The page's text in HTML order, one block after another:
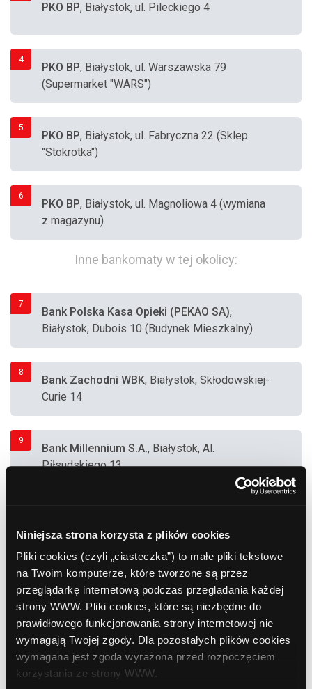
Niniejsza strona korzysta z plików cookies
Pliki cookies (czyli „ciasteczka”) to małe pliki tekstowe
na Twoim komputerze, które tworzone są przez
przeglądarkę internetową podczas przeglądania każdej
strony WWW. Pliki cookies, które są niezbędne do
prawidłowego funkcjonowania strony internetowej nie
wymagają Twojej zgody. Dla pozostałych plików cookies
wymagana jest zgoda wyrażona przed rozpoczęciem
korzystania ze strony WWW.
PKO BP, Białystok, ul. Pileckiego 4
4
PKO BP, Białystok, ul. Warszawska 79
(Supermarket "WARS")
5
PKO BP, Białystok, ul. Fabryczna 22 (Sklep
"Stokrotka")
6
PKO BP, Białystok, ul. Magnoliowa 4 (wymiana
z magazynu)
Inne bankomaty w tej okolicy:
7
Bank Polska Kasa Opieki (PEKAO SA),
Białystok, Dubois 10 (Budynek Mieszkalny)
8
Bank Zachodni WBK, Białystok, Skłodowskiej-
Curie 14
9
Bank Millennium S.A., Białystok, Al.
Piłsudskiego 13
(Supermarket "Auchan")
11
Bank Zachodni WBK, Białystok, Radzymińska
14 (Supermarket
12
Bank Zachodni WBK, Białystok, Warszawska
14